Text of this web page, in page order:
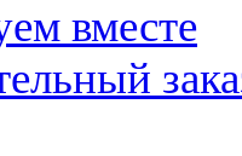
вместе